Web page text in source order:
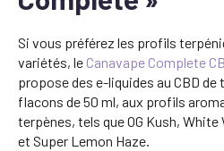
Si vous préférez les profils
variétés, le Canavape Complete
propose des e-liquides au CBD
flacons de 50 ml, aux profils
terpènes, tels que OG Kush,
et Super Lemon Haze.